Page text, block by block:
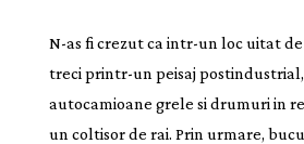
N-as fi crezut ca intr-un loc uitat
treci printr-un peisaj
autocamioane grele si drumuri in
un coltisor de rai. Prin urmare,